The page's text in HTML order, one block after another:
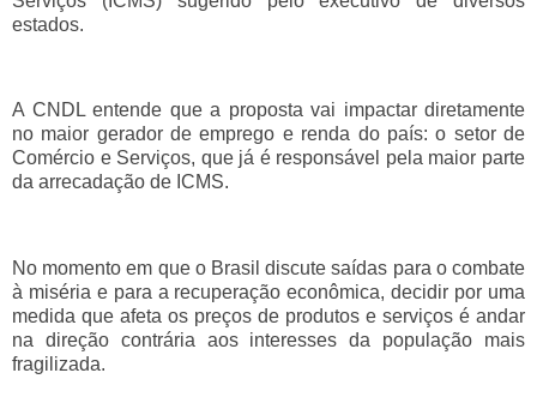
estados.
A CNDL entende que a proposta vai impactar diretamente
no maior gerador de emprego e renda do país: o setor de
Comércio e Serviços, que já é responsável pela maior parte
da arrecadação de ICMS.
No momento em que o Brasil discute saídas para o combate
à miséria e para a recuperação econômica, decidir por uma
medida que afeta os preços de produtos e serviços é andar
na direção contrária aos interesses da população mais
fragilizada.